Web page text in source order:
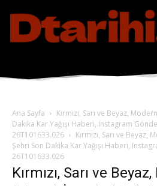
Ana Sayfa
Kırmızı, Sarı ve Beyaz,
Dakika Kar Yağışı Haberi, Instagram
26T101633.026
Kırmızı, Sarı ve
Şehri Son Dakika Kar Yağışı Haberi,
26T101633.026
Kırmızı, Sarı ve